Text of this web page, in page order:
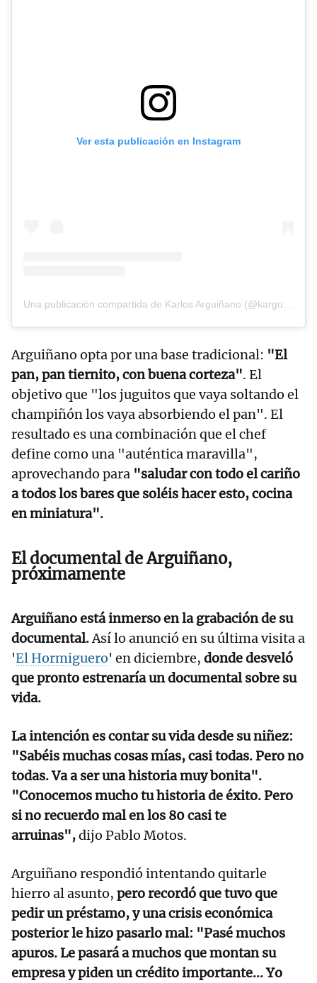
Ver esta publicación en Instagram
Arguiñano opta por una base tradicional: "El
pan, pan tiernito, con buena corteza". El
objetivo que "los juguitos que vaya soltando el
champiñón los vaya absorbiendo el pan". El
resultado es una combinación que el chef
define como una "auténtica maravilla",
aprovechando para "saludar con todo el cariño
a todos los bares que soléis hacer esto, cocina
en miniatura".
El documental de Arguiñano,
próximamente
Arguiñano está inmerso en la grabación de su
documental.Así lo anunció en su última visita a
'El Hormiguero' en diciembre, donde desveló
que pronto estrenaría un documental sobre su
vida.
La intención es contar su vida desde su niñez:
"Sabéis muchas cosas mías, casi todas. Pero no
todas. Va a ser una historia muy bonita".
"Conocemos mucho tu historia de éxito. Pero
si no recuerdo mal en los 80 casi te
arruinas",dijo Pablo Motos.
Arguiñano respondió intentando quitarle
hierro al asunto, pero recordó que tuvo que
pedir un préstamo, y una crisis económica
posterior le hizo pasarlo mal: "Pasé muchos
apuros. Le pasará a muchos que montan su
empresa y piden un crédito importante... Yo